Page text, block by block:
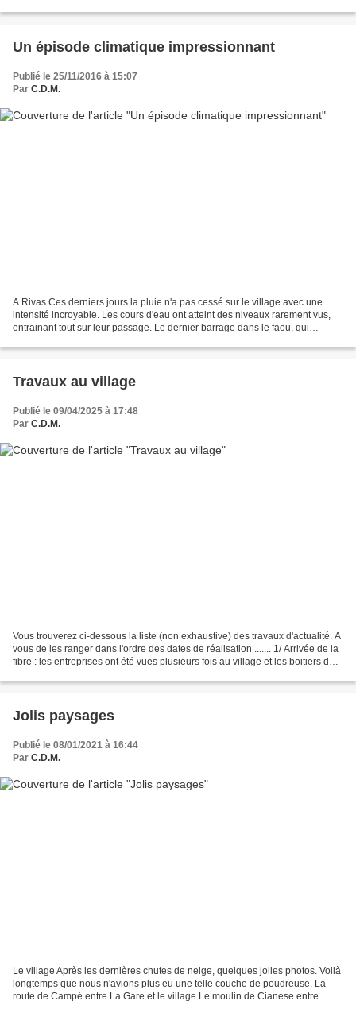
Un épisode climatique impressionnant
Publié le 25/11/2016 à 15:07
Par C.D.M.
A Rivas Ces derniers jours la pluie n'a pas cessé sur le village avec une
intensité incroyable. Les cours d'eau ont atteint des niveaux rarement vus,
entrainant tout sur leur passage. Le dernier barrage dans le faou, qui
Travaux au village
Publié le 09/04/2025 à 17:48
Par C.D.M.
Vous trouverez ci-dessous la liste (non exhaustive) des travaux d'actualité. A
vous de les ranger dans l'ordre des dates de réalisation ....... 1/ Arrivée de la
fibre : les entreprises ont été vues plusieurs fois au village et les boitiers de
Jolis paysages
Publié le 08/01/2021 à 16:44
Par C.D.M.
Le village Après les dernières chutes de neige, quelques jolies photos. Voilà
longtemps que nous n'avions plus eu une telle couche de poudreuse. La
route de Campé entre La Gare et le village Le moulin de Cianese entre